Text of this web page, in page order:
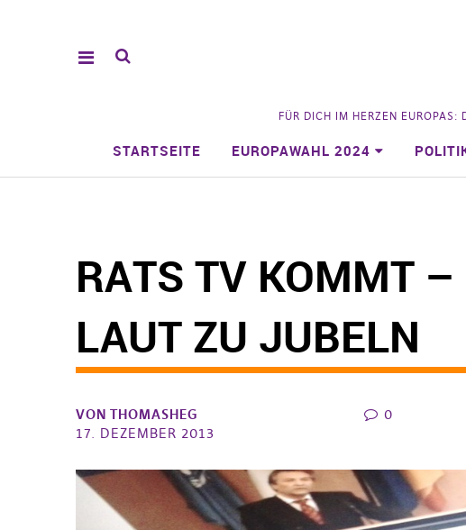
FÜR DICH IM HERZEN EUROPAS:
STARTSEITE EUROPAWAHL 2024
RATS TV KOMMT –
LAUT ZU JUBELN
VON THOMASHEG
17. DEZEMBER 2013
0